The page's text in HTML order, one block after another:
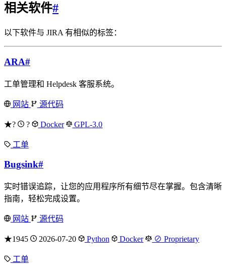
相关软件#
以下软件与 JIRA 有相似的标签：
ARA#
工单管理和 Helpdesk 客服系统。
网站 源代码
★? ? Docker GPL-3.0
工单
Bugsink#
实时错误追踪，让您的应用程序所有细节尽在掌握。包含清晰
指南，轻松完成设置。
网站 源代码
★1945 2026-07-20 Python Docker ⊘ Proprietary
工单